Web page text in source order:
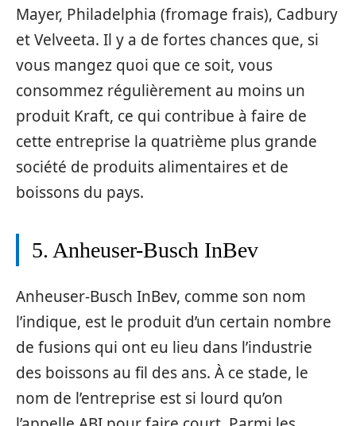
Mayer, Philadelphia (fromage frais), Cadbury
et Velveeta. Il y a de fortes chances que, si
vous mangez quoi que ce soit, vous
consommez régulièrement au moins un
produit Kraft, ce qui contribue à faire de
cette entreprise la quatrième plus grande
société de produits alimentaires et de
boissons du pays.
5. Anheuser-Busch InBev
Anheuser-Busch InBev, comme son nom
l’indique, est le produit d’un certain nombre
de fusions qui ont eu lieu dans l’industrie
des boissons au fil des ans. À ce stade, le
nom de l’entreprise est si lourd qu’on